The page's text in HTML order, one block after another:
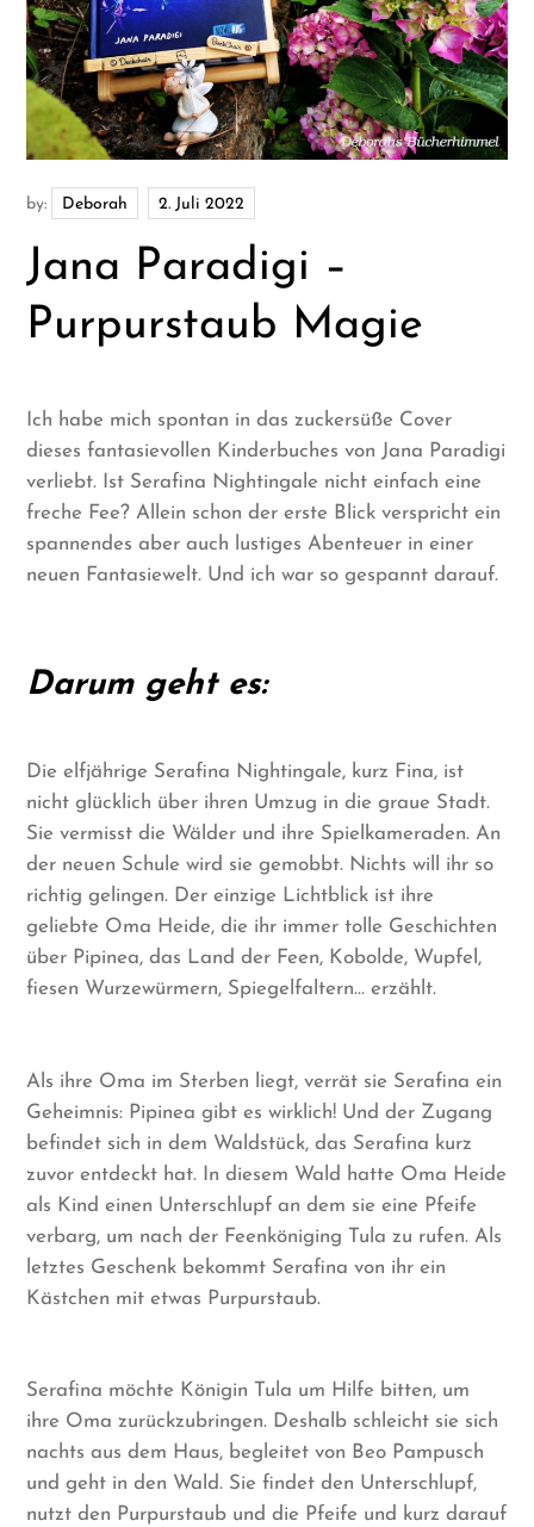
by: Deborah
Jana Paradigi –
Purpurstaub Magie
Ich habe mich spontan in das zuckersüße Cover
dieses fantasievollen Kinderbuches von Jana Paradigi
verliebt. Ist Serafina Nightingale nicht einfach eine
freche Fee? Allein schon der erste Blick verspricht ein
spannendes aber auch lustiges Abenteuer in einer
neuen Fantasiewelt. Und ich war so gespannt darauf.
Darum geht es:
Die elfjährige Serafina Nightingale, kurz Fina, ist
nicht glücklich über ihren Umzug in die graue Stadt.
Sie vermisst die Wälder und ihre Spielkameraden. An
der neuen Schule wird sie gemobbt. Nichts will ihr so
richtig gelingen. Der einzige Lichtblick ist ihre
geliebte Oma Heide, die ihr immer tolle Geschichten
über Pipinea, das Land der Feen, Kobolde, Wupfel,
fiesen Wurzewürmern, Spiegelfaltern… erzählt.
Als ihre Oma im Sterben liegt, verrät sie Serafina ein
Geheimnis: Pipinea gibt es wirklich! Und der Zugang
befindet sich in dem Waldstück, das Serafina kurz
zuvor entdeckt hat. In diesem Wald hatte Oma Heide
als Kind einen Unterschlupf an dem sie eine Pfeife
verbarg, um nach der Feenköniging Tula zu rufen. Als
letztes Geschenk bekommt Serafina von ihr ein
Kästchen mit etwas Purpurstaub.
Serafina möchte Königin Tula um Hilfe bitten, um
ihre Oma zurückzubringen. Deshalb schleicht sie sich
nachts aus dem Haus, begleitet von Beo Pampusch
und geht in den Wald. Sie findet den Unterschlupf,
nutzt den Purpurstaub und die Pfeife und kurz darauf